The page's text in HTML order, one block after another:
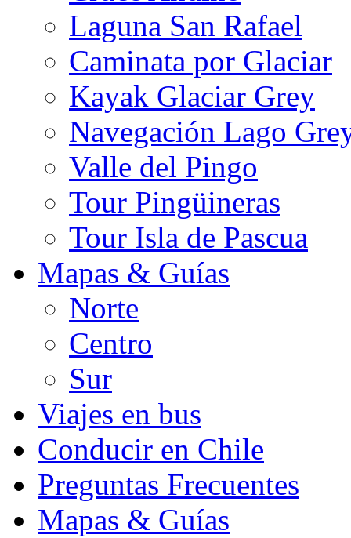
Laguna San Rafael
Caminata por Glaciar
Kayak Glaciar Grey
Navegación Lago
Valle del Pingo
Tour Pingüineras
Tour Isla de Pascua
Mapas & Guías
Norte
Centro
Sur
Viajes en bus
Conducir en Chile
Preguntas Frecuentes
Mapas & Guías